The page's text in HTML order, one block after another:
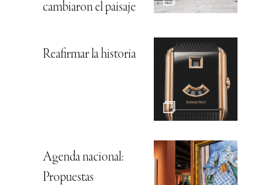
cambiaron el paisaje
Reafirmar la historia
Agenda nacional:
Propuestas